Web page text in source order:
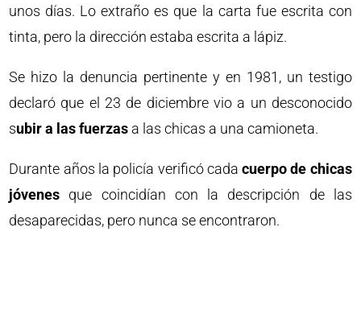
unos días. Lo extraño es que la carta fue escrita con
tinta, pero la dirección estaba escrita a lápiz.
Se hizo la denuncia pertinente y en 1981, un testigo
declaró que el 23 de diciembre vio a un desconocido
subir a las fuerzas a las chicas a una camioneta.
Durante años la policía verificó cadacuerpo de chicas
jóvenes que coincidían con la descripción de las
desaparecidas, pero nunca se encontraron.